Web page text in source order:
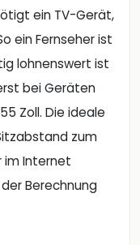
ein TV-Gerät,
ein Fernseher ist
lohnenswert ist
bei Geräten
Zoll. Die ideale
zum
im Internet
Berechnung